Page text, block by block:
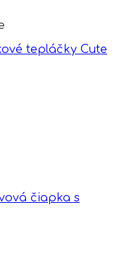
tepláčky Cute
čiapka s